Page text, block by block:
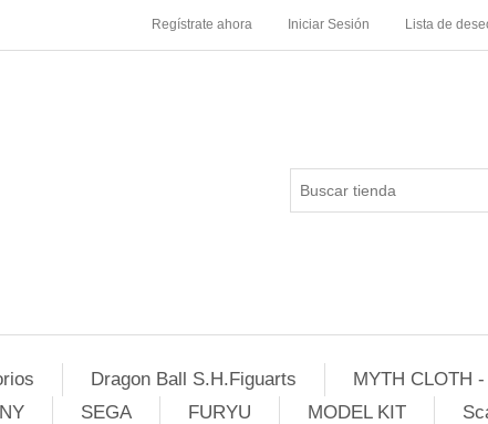
Regístrate ahora Iniciar Sesión Lista de
Dragon Ball S.H.Figuarts
MYTH CLOTH
SEGA FURYU MODEL KIT